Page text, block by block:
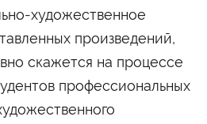
художественное
произведений,
скажется на процессе
профессиональных